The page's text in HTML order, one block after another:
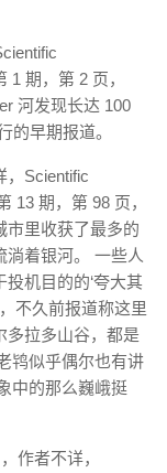
期，第 2 页，
河发现长达 100
的早期报道。
，Scientific
13 期，第 98 页，
市里收获了最多的
淌着银河。 一些人
机目的的‘夸大其
不久前报道称这里
多拉多山谷，都是
鸨似乎偶尔也有讲
中的那么巍峨挺
作者不详，